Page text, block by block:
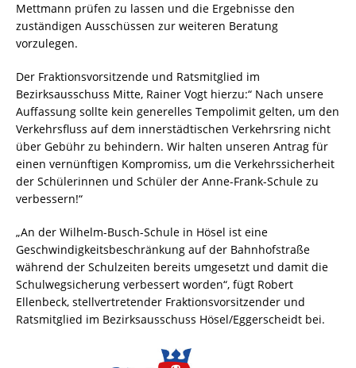
Mettmann prüfen zu lassen und die Ergebnisse den
zuständigen Ausschüssen zur weiteren Beratung
vorzulegen.
Der Fraktionsvorsitzende und Ratsmitglied im
Bezirksausschuss Mitte, Rainer Vogt hierzu:“ Nach unsere
Auffassung sollte kein generelles Tempolimit gelten, um den
Verkehrsfluss auf dem innerstädtischen Verkehrsring nicht
über Gebühr zu behindern. Wir halten unseren Antrag für
einen vernünftigen Kompromiss, um die Verkehrssicherheit
der Schülerinnen und Schüler der Anne-Frank-Schule zu
verbessern!“
„An der Wilhelm-Busch-Schule in Hösel ist eine
Geschwindigkeitsbeschränkung auf der Bahnhofstraße
während der Schulzeiten bereits umgesetzt und damit die
Schulwegsicherung verbessert worden“, fügt Robert
Ellenbeck, stellvertretender Fraktionsvorsitzender und
Ratsmitglied im Bezirksausschuss Hösel/Eggerscheidt bei.